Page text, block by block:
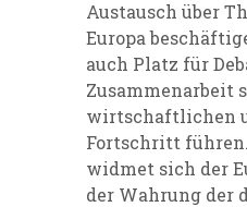
Austausch über
Europa
auch Platz für
Zusammenarbeit
wirtschaftlichen
Fortschritt
widmet sich der
der Wahrung der